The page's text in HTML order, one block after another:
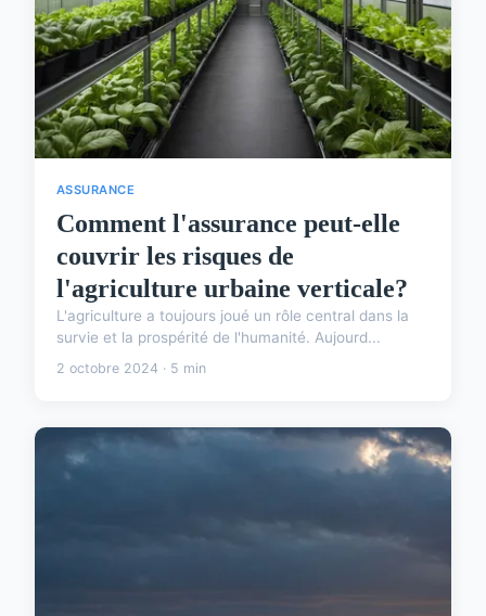
ASSURANCE
Comment l'assurance peut-elle
couvrir les risques de
l'agriculture urbaine verticale?
L'agriculture a toujours joué un rôle central dans la
survie et la prospérité de l'humanité. Aujourd...
2 octobre 2024 · 5 min